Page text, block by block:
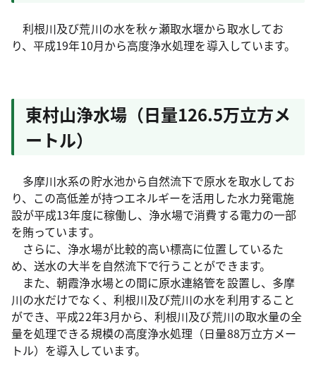
利根川及び荒川の水を秋ヶ瀬取水堰から取水してお
り、平成19年10月から高度浄水処理を導入しています。
東村山浄水場（日量126.5万立方メ
ートル）
多摩川水系の貯水池から自然流下で原水を取水してお
り、この高低差が持つエネルギーを活用した水力発電施
設が平成13年度に稼働し、浄水場で消費する電力の一部
を賄っています。
さらに、浄水場が比較的高い標高に位置しているた
め、送水の大半を自然流下で行うことができます。
また、朝霞浄水場との間に原水連絡管を設置し、多摩
川の水だけでなく、利根川及び荒川の水を利用すること
ができ、平成22年3月から、利根川及び荒川の取水量の全
量を処理できる規模の高度浄水処理（日量88万立方メー
トル）を導入しています。